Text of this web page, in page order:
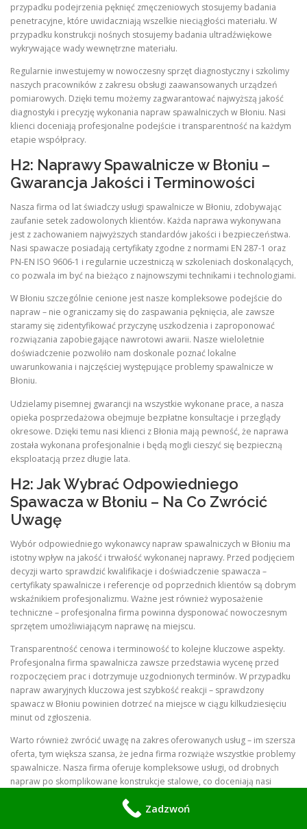
przypadku podejrzenia pęknięć zmęczeniowych stosujemy badania
penetracyjne, które uwidaczniają wszelkie nieciągłości materiału. W
przypadku konstrukcji nośnych stosujemy badania ultradźwiękowe
wykrywające wady wewnętrzne materiału.
Regularnie inwestujemy w nowoczesny sprzęt diagnostyczny i szkolimy
naszych pracowników z zakresu obsługi zaawansowanych urządzeń
pomiarowych. Dzięki temu możemy zagwarantować najwyższą jakość
diagnostyki i precyzję wykonania napraw spawalniczych w Błoniu. Nasi
klienci doceniają profesjonalne podejście i transparentność na każdym
etapie współpracy.
H2: Naprawy Spawalnicze w Błoniu –
Gwarancja Jakości i Terminowości
Nasza firma od lat świadczy usługi spawalnicze w Błoniu, zdobywając
zaufanie setek zadowolonych klientów. Każda naprawa wykonywana
jest z zachowaniem najwyższych standardów jakości i bezpieczeństwa.
Nasi spawacze posiadają certyfikaty zgodne z normami EN 287-1 oraz
PN-EN ISO 9606-1 i regularnie uczestniczą w szkoleniach doskonalących,
co pozwala im być na bieżąco z najnowszymi technikami i technologiami.
W Błoniu szczególnie cenione jest nasze kompleksowe podejście do
napraw – nie ograniczamy się do zaspawania pęknięcia, ale zawsze
staramy się zidentyfikować przyczynę uszkodzenia i zaproponować
rozwiązania zapobiegające nawrotowi awarii. Nasze wieloletnie
doświadczenie pozwoliło nam doskonale poznać lokalne
uwarunkowania i najczęściej występujące problemy spawalnicze w
Błoniu.
Udzielamy pisemnej gwarancji na wszystkie wykonane prace, a nasza
opieka posprzedażowa obejmuje bezpłatne konsultacje i przeglądy
okresowe. Dzięki temu nasi klienci z Błonia mają pewność, że naprawa
została wykonana profesjonalnie i będą mogli cieszyć się bezpieczną
eksploatacją przez długie lata.
H2: Jak Wybrać Odpowiedniego
Spawacza w Błoniu – Na Co Zwrócić
Uwagę
Wybór odpowiedniego wykonawcy napraw spawalniczych w Błoniu ma
istotny wpływ na jakość i trwałość wykonanej naprawy. Przed podjęciem
decyzji warto sprawdzić kwalifikacje i doświadczenie spawacza –
certyfikaty spawalnicze i referencje od poprzednich klientów są dobrym
wskaźnikiem profesjonalizmu. Ważne jest również wyposażenie
techniczne – profesjonalna firma powinna dysponować nowoczesnym
sprzętem umożliwiającym naprawę na miejscu.
Transparentność cenowa i terminowość to kolejne kluczowe aspekty.
Profesjonalna firma spawalnicza zawsze przedstawia wycenę przed
rozpoczęciem prac i dotrzymuje uzgodnionych terminów. W przypadku
napraw awaryjnych kluczowa jest szybkość reakcji – sprawdzony
spawacz w Błoniu powinien dotrzeć na miejsce w ciągu kilkudziesięciu
minut od zgłoszenia.
Warto również zwrócić uwagę na zakres oferowanych usług – im szersza
oferta, tym większa szansa, że jedna firma rozwiąże wszystkie problemy
spawalnicze. Nasza firma oferuje kompleksowe usługi, od drobnych
napraw po skomplikowane konstrukcje stalowe, co doceniają nasi
H2: Najczęstsze Błędy Przy Naprawach
Zadzwoń